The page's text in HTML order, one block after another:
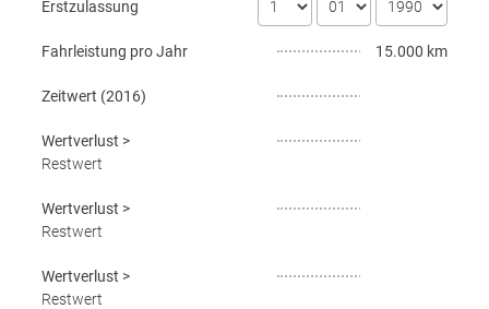
Erstzulassung
Fahrleistung pro Jahr 15.000 km
Zeitwert (2016)
Wertverlust >
Restwert
Wertverlust >
Restwert
Wertverlust >
Restwert